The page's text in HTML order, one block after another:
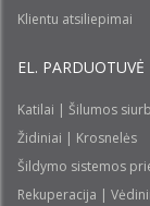
Klientu atsiliepimai
EL. PARDUOTUVĖ
Katilai | Šilumos
Židiniai | Krosnelės
Šildymo sistemos
Rekuperacija |